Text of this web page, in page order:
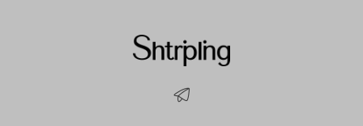
Обхват груди: 108 см
Обхват талии: 108 см